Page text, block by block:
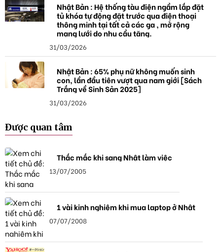
Nhật Bản : Hệ thống tàu điện ngầm lắp đặt
tủ khóa tự động đặt trước qua điện thoại
thông minh tại tất cả các ga , mở rộng
mạng lưới do nhu cầu tăng.
31/03/2026
Nhật Bản : 65% phụ nữ không muốn sinh
con, lần đầu tiên vượt qua nam giới [Sách
Trắng về Sinh Sản 2025]
31/03/2026
Được quan tâm
Thắc mắc khi sang Nhật làm việc
13/07/2005
1 vài kinh nghiệm khi mua laptop ở Nhật
07/07/2008